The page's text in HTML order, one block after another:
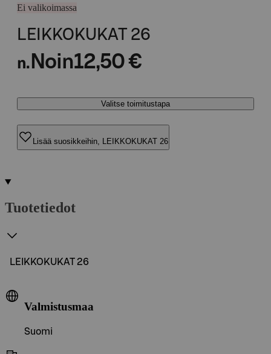
Ei valikoimassa
LEIKKOKUKAT 26
n. Noin12,50 €
Valitse toimitustapa
Lisää suosikkeihin, LEIKKOKUKAT 26
Tuotetiedot
LEIKKOKUKAT 26
Valmistusmaa
Suomi